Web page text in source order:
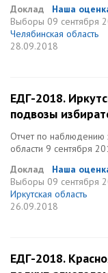
Доклад
Наша
Выборы 09 сентября
Челябинская область
28.09.2018
ЕДГ-2018.
подвозы
Отчет по наблюдению
области 9 сентября
Доклад
Наша
Выборы 09 сентября
Иркутская область
26.09.2018
ЕДГ-2018.